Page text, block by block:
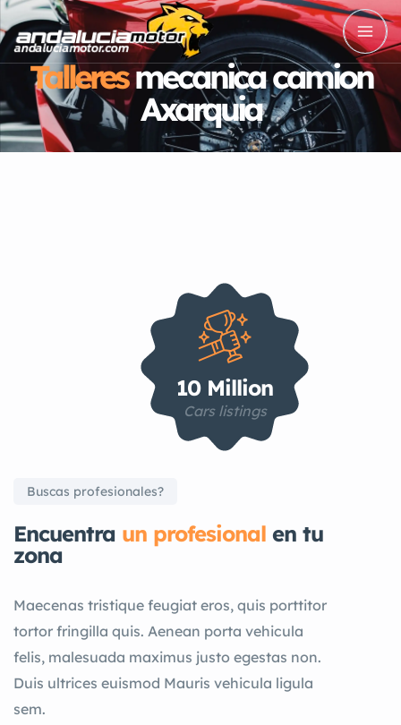
Talleresmecanica camion
Axarquia
10 Million
Cars listings
Buscas profesionales?
Encuentra un profesional en tu
zona
Maecenas tristique feugiat eros, quis porttitor
tortor fringilla quis. Aenean porta vehicula
felis, malesuada maximus justo egestas non.
Duis ultrices euismod Mauris vehicula ligula
sem.